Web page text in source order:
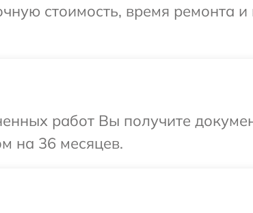
стоимость, время ремонта и
работ Вы получите
на 36 месяцев.